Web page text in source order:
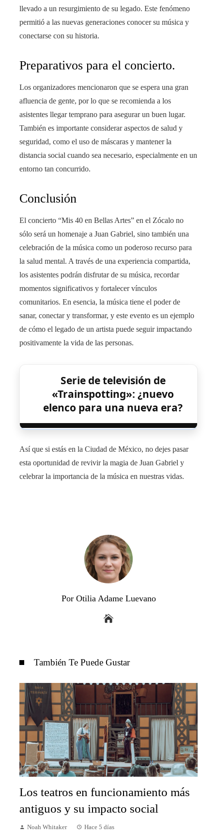
llevado a un resurgimiento de su legado. Este fenómeno
permitió a las nuevas generaciones conocer su música y
conectarse con su historia.
Preparativos para el concierto.
Los organizadores mencionaron que se espera una gran
afluencia de gente, por lo que se recomienda a los
asistentes llegar temprano para asegurar un buen lugar.
También es importante considerar aspectos de salud y
seguridad, como el uso de máscaras y mantener la
distancia social cuando sea necesario, especialmente en un
entorno tan concurrido.
Conclusión
El concierto “Mis 40 en Bellas Artes” en el Zócalo no
sólo será un homenaje a Juan Gabriel, sino también una
celebración de la música como un poderoso recurso para
la salud mental. A través de una experiencia compartida,
los asistentes podrán disfrutar de su música, recordar
momentos significativos y fortalecer vínculos
comunitarios. En esencia, la música tiene el poder de
sanar, conectar y transformar, y este evento es un ejemplo
de cómo el legado de un artista puede seguir impactando
positivamente la vida de las personas.
Serie de televisión de
«Trainspotting»: ¿nuevo
elenco para una nueva era?
Así que si estás en la Ciudad de México, no dejes pasar
esta oportunidad de revivir la magia de Juan Gabriel y
celebrar la importancia de la música en nuestras vidas.
Por Otilia Adame Luevano
También Te Puede Gustar
Los teatros en funcionamiento más
antiguos y su impacto social
Noah Whitaker Hace 5 días